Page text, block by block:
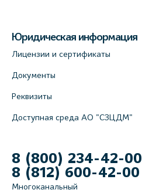
Юридическая информация
Лицензии и сертификаты
Документы
Реквизиты
Доступная среда АО "СЗЦДМ"
8 (800) 234-42-00
8 (812) 600-42-00
Многоканальный